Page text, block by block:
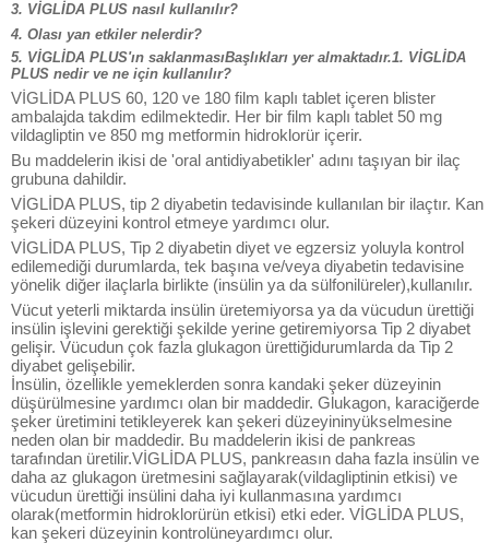
3. VİGLİDA PLUS nasıl kullanılır?
4. Olası yan etkiler nelerdir?
5. VİGLİDA PLUS'ın saklanmasıBaşlıkları yer almaktadır.1. VİGLİDA
PLUS nedir ve ne için kullanılır?
VİGLİDA PLUS 60, 120 ve 180 film kaplı tablet içeren blister
ambalajda takdim edilmektedir. Her bir film kaplı tablet 50 mg
vildagliptin ve 850 mg metformin hidroklorür içerir.
Bu maddelerin ikisi de 'oral antidiyabetikler' adını taşıyan bir ilaç
grubuna dahildir.
VİGLİDA PLUS, tip 2 diyabetin tedavisinde kullanılan bir ilaçtır. Kan
şekeri düzeyini kontrol etmeye yardımcı olur.
VİGLİDA PLUS, Tip 2 diyabetin diyet ve egzersiz yoluyla kontrol
edilemediği durumlarda, tek başına ve/veya diyabetin tedavisine
yönelik diğer ilaçlarla birlikte (insülin ya da sülfonilüreler),kullanılır.
Vücut yeterli miktarda insülin üretemiyorsa ya da vücudun ürettiği
insülin işlevini gerektiği şekilde yerine getiremiyorsa Tip 2 diyabet
gelişir. Vücudun çok fazla glukagon ürettiğidurumlarda da Tip 2
diyabet gelişebilir.
İnsülin, özellikle yemeklerden sonra kandaki şeker düzeyinin
düşürülmesine yardımcı olan bir maddedir. Glukagon, karaciğerde
şeker üretimini tetikleyerek kan şekeri düzeyininyükselmesine
neden olan bir maddedir. Bu maddelerin ikisi de pankreas
tarafından üretilir.VİGLİDA PLUS, pankreasın daha fazla insülin ve
daha az glukagon üretmesini sağlayarak(vildagliptinin etkisi) ve
vücudun ürettiği insülini daha iyi kullanmasına yardımcı
olarak(metformin hidroklorürün etkisi) etki eder. VİGLİDA PLUS,
kan şekeri düzeyinin kontrolüneyardımcı olur.